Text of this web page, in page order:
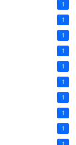
1
1
1
1
1
1
1
1
1